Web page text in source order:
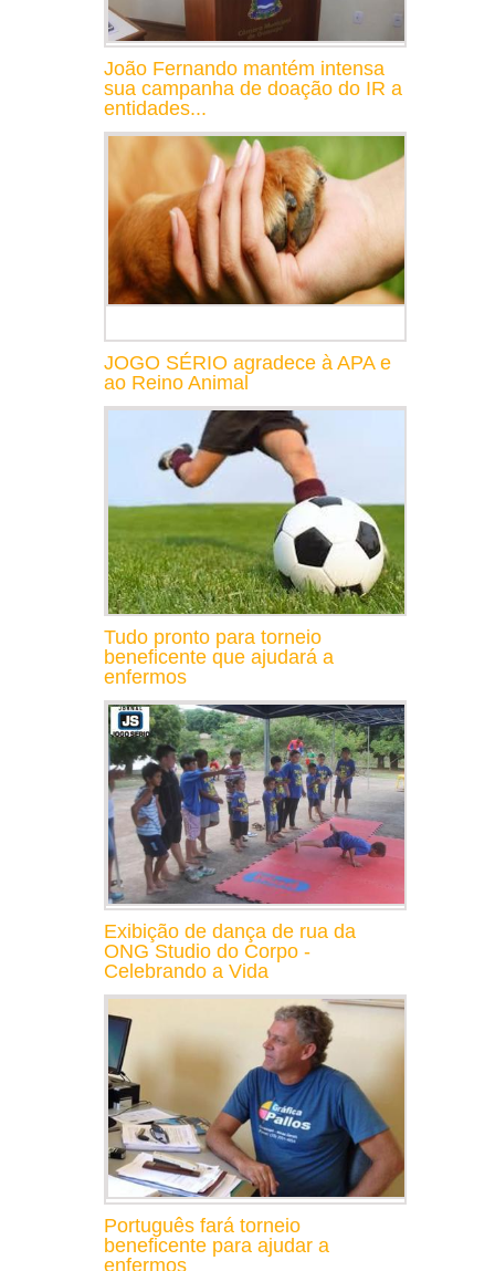
João Fernando mantém intensa
sua campanha de doação do IR a
entidades...
JOGO SÉRIO agradece à APA e
ao Reino Animal
Tudo pronto para torneio
beneficente que ajudará a
enfermos
Exibição de dança de rua da
ONG Studio do Corpo -
Celebrando a Vida
Português fará torneio
beneficente para ajudar a
enfermos